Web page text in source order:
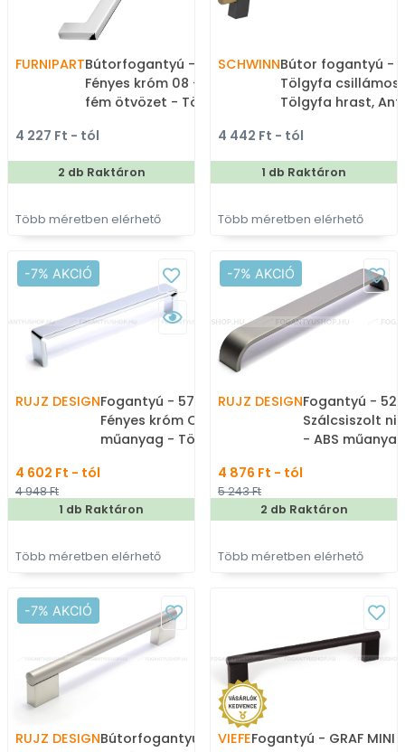
FURNIPARTBútorfogantyú - FLAT -
Fényes króm 08 - Zamak
fém ötvözet - Több
bútorfogantyú
4 227 Ft - tól
2 db Raktáron
Több méretben elérhető
SCHWINNBútor fogantyú -
Tölgyfa csillámos
Tölgyfa hrast,
fém ötvözet,
Fával kombinált
bútorfogantyú
4 442 Ft - tól
1 db Raktáron
Több méretben elérhető
-7% AKCIÓ
RUJZ DESIGNFogantyú - 573.20 -
Fényes króm Cr - ABS
műanyag - Több
4 602 Ft - tól
4 948 Ft
1 db Raktáron
Több méretben elérhető
-7% AKCIÓ
RUJZ DESIGNFogantyú -
Szálcsiszolt
- ABS
4 876 Ft - tól
5 243 Ft
2 db Raktáron
Több méretben elérhető
-7% AKCIÓ
RUJZ DESIGNBútorfogantyú - 242.13C
VIEFEFogantyú - GRAF MINI -